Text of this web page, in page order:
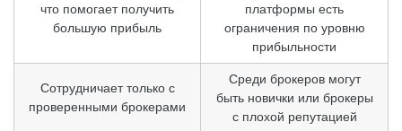
что помогает получить
большую прибыль
платформы есть
ограничения по уровню
прибыльности
Сотрудничает только с
проверенными брокерами
Среди брокеров могут
быть новички или брокеры
с плохой репутацией